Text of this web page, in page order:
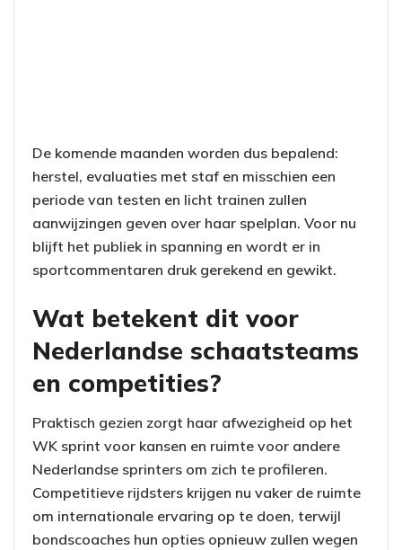
De komende maanden worden dus bepalend:
herstel, evaluaties met staf en misschien een
periode van testen en licht trainen zullen
aanwijzingen geven over haar spelplan. Voor nu
blijft het publiek in spanning en wordt er in
sportcommentaren druk gerekend en gewikt.
Wat betekent dit voor
Nederlandse schaatsteams
en competities?
Praktisch gezien zorgt haar afwezigheid op het
WK sprint voor kansen en ruimte voor andere
Nederlandse sprinters om zich te profileren.
Competitieve rijdsters krijgen nu vaker de ruimte
om internationale ervaring op te doen, terwijl
bondscoaches hun opties opnieuw zullen wegen